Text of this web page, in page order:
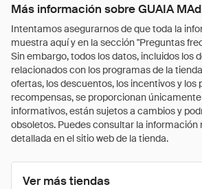
Más información sobre GUAIA
Intentamos asegurarnos de que toda la
muestra aquí y en la sección "Preguntas
Sin embargo, todos los datos, incluidos los
relacionados con los programas de la
ofertas, los descuentos, los incentivos y los
recompensas, se proporcionan
informativos, están sujetos a cambios y
obsoletos. Puedes consultar la información
detallada en el sitio web de la tienda.
Ver más tiendas